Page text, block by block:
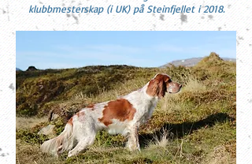
klubbmesterskap (i UK) på Steinfjellet i 2018.